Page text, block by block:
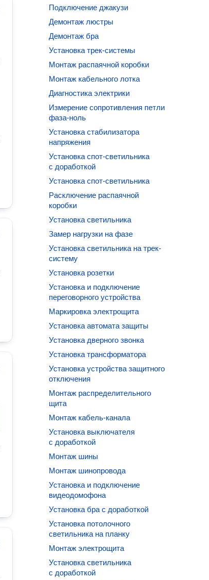
Подключение джакузи
Демонтаж люстры
Демонтаж бра
Установка трек-системы
Монтаж распаячной коробки
Монтаж кабельного лотка
Диагностика электрики
Измерение сопротивления петли
фаза-ноль
Установка стабилизатора
напряжения
Установка спот-светильника
с доработкой
Установка спот-светильника
Расключение распаячной
коробки
Установка светильника
Замер нагрузки на фазе
Установка светильника на трек-
систему
Установка розетки
Установка и подключение
переговорного устройства
Маркировка электрощита
Установка автомата защиты
Установка дверного звонка
Установка трансформатора
Установка устройства защитного
отключения
Монтаж распределительного
щита
Монтаж кабель-канала
Установка выключателя
с доработкой
Монтаж шины
Монтаж шинопровода
Установка и подключение
видеодомофона
Установка бра с доработкой
Установка потолочного
светильника на планку
Монтаж электрощита
Установка светильника
с доработкой